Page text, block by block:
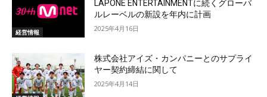
経営情報
LAPONE ENTERTAINMENTに続くグローバ
ルレーベルの新設を年内に計画
2025年4月16日
株式会社アイズ・カンパニーとのサプライ
ヤー契約締結に関して
2025年4月14日